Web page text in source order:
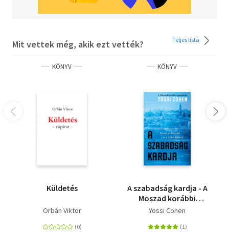
Mit vettek még, akik ezt vették? Teljes lista
KÖNYV
Küldetés
Orbán Viktor
KÖNYV
A szabadság kardja - A
Moszad korábbi
igazgatója - Izrael, a
háború
Yossi Cohen